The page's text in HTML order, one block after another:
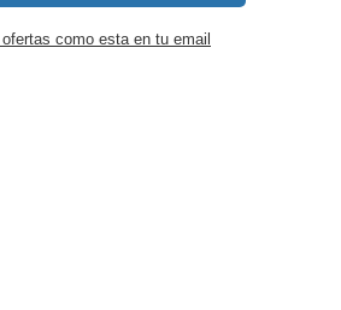
ofertas como esta en tu email